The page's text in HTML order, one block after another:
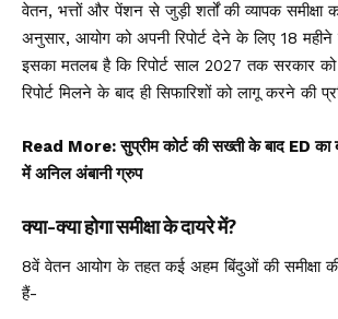
वेतन, भत्तों और पेंशन से जुड़ी शर्तों की व्यापक
अनुसार, आयोग को अपनी रिपोर्ट देने के लिए 18 महीने
इसका मतलब है कि रिपोर्ट साल 2027 तक सरकार
रिपोर्ट मिलने के बाद ही सिफारिशों को लागू करने की
Read More:सुप्रीम कोर्ट की सख्ती के बाद ED
में अनिल अंबानी ग्रुप
क्या-क्या होगा समीक्षा के दायरे में?
8वें वेतन आयोग के तहत कई अहम बिंदुओं की समीक्षा
हैं-